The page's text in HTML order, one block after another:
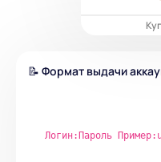
📝 Формат выдачи
Логин:Пароль